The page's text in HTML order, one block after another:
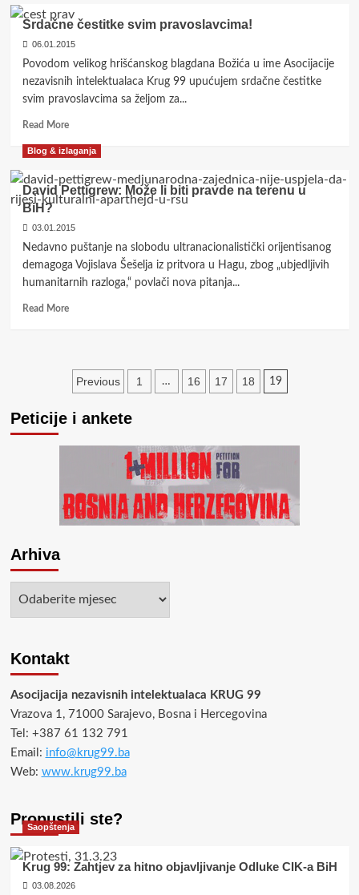
Tarik
PRILOG
RASPRAVI
O
NAUCI
BiH
Srdačne čestitke svim pravoslavcima!
06.01.2015
Povodom velikog hrišćanskog blagdana Božića u ime Asocijacije
nezavisnih intelektualaca Krug 99 upućujem srdačne čestitke
svim pravoslavcima sa željom za...
Read MoreRead
about
čestitke
svim
Blog & izlaganja
David Pettigrew: Može li biti pravde na terenu u
BiH?
03.01.2015
Nedavno puštanje na slobodu ultranacionalistički orijentisanog
demagoga Vojislava Šešelja iz pritvora u Hagu, zbog „ubjedljivih
humanitarnih razloga,“ povlači nova pitanja...
Read MoreRead
Pettigrew:
Može
biti
na
Posts
pagination
Previous 1 … 16 17 18 19
Peticije i ankete
Arhiva
Kontakt
Asocijacija nezavisnih intelektualaca KRUG 99
Vrazova 1, 71000 Sarajevo, Bosna i Hercegovina
Tel: +387 61 132 791
Email: info@krug99.ba
Web: www.krug99.ba
Propustili ste?
Saopštenja
Krug 99: Zahtjev za hitno objavljivanje Odluke CIK-a BiH
03.08.2026